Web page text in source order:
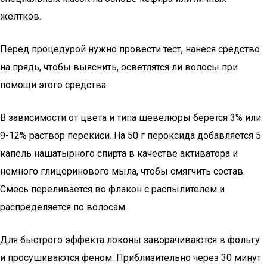
желтков.
Перед процедурой нужно провести тест, нанеся средство
на прядь, чтобы выяснить, осветлятся ли волосы при
помощи этого средства.
В зависимости от цвета и типа шевелюры берется 3% или
9-12% раствор перекиси. На 50 г пероксида добавляется 5
капель нашатырного спирта в качестве активатора и
немного глицеринового мыла, чтобы смягчить состав.
Смесь переливается во флакон с распылителем и
распределяется по волосам.
Для быстрого эффекта локоны заворачиваются в фольгу
и просушиваются феном. Приблизительно через 30 минут